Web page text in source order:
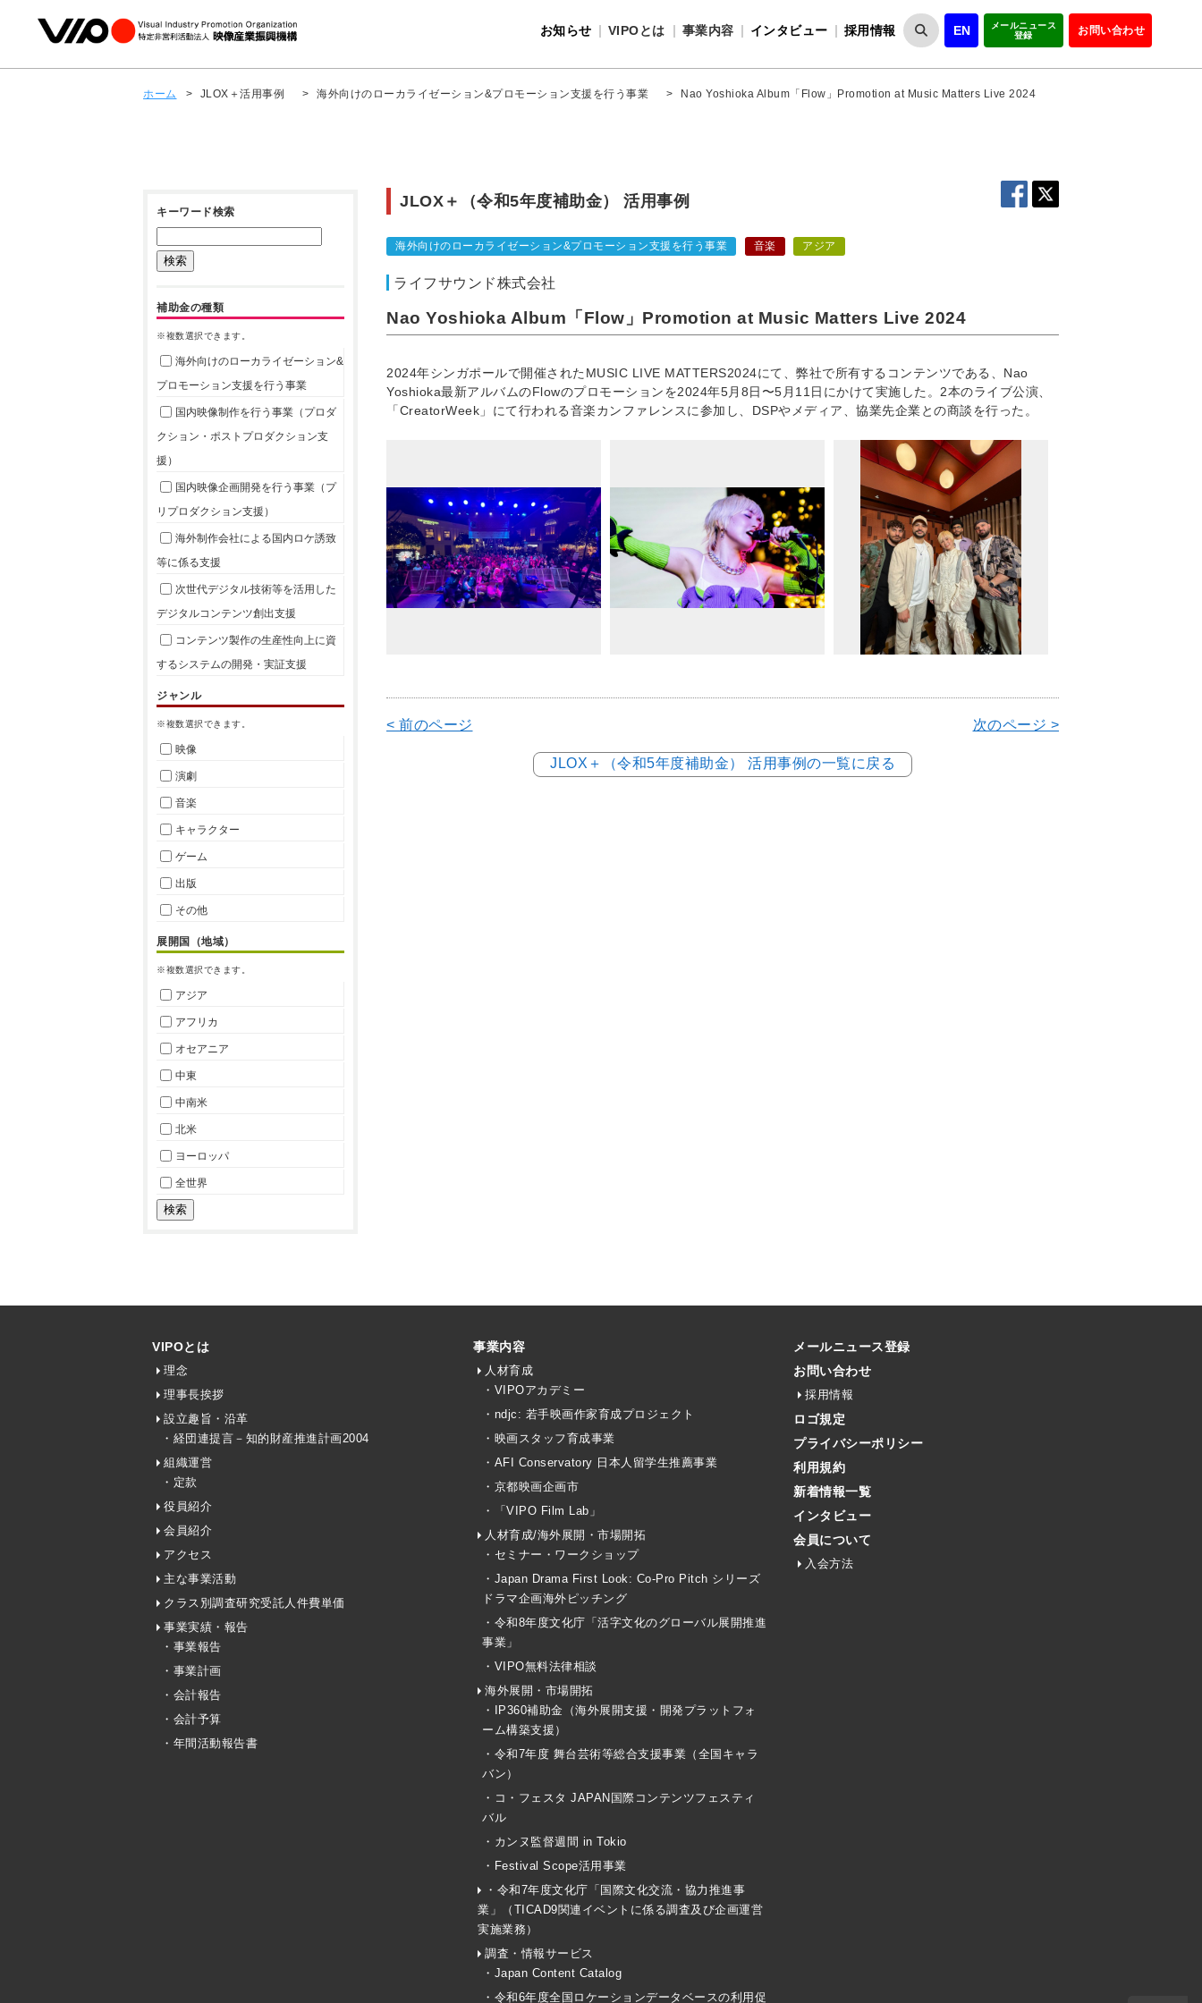
お知らせ VIPOとは
VIPOとは
事業内容
インタビュー 採用情報 EN
メールニュース
登録
お問い合わせ
ホーム > JLOX＋活用事例 > 海外向けのローカライゼーション&プロモーション支援を行う事業 > Nao Yoshioka Album「Flow」Promotion at Music Matters Live 2024
JLOX＋（令和5年度補助金） 活用事例
海外向けのローカライゼーション&プロモーション支援を行う事業 音楽 アジア
ライフサウンド株式会社
Nao Yoshioka Album「Flow」Promotion at Music Matters Live 2024
2024年シンガポールで開催されたMUSIC LIVE MATTERS2024にて、弊社で所有するコンテンツである、Nao
Yoshioka最新アルバムのFlowのプロモーションを2024年5月8日〜5月11日にかけて実施した。2本のライブ公演、
「CreatorWeek」にて行われる音楽カンファレンスに参加し、DSPやメディア、協業先企業との商談を行った。
< 前のページ 次のページ >
JLOX＋（令和5年度補助金） 活用事例の一覧に戻る
キーワード検索
補助金の種類
※複数選択できます。
海外向けのローカライゼーション&
プロモーション支援を行う事業
国内映像制作を行う事業（プロダ
クション・ポストプロダクション支
援）
国内映像企画開発を行う事業（プ
リプロダクション支援）
海外制作会社による国内ロケ誘致
等に係る支援
次世代デジタル技術等を活用した
デジタルコンテンツ創出支援
コンテンツ製作の生産性向上に資
するシステムの開発・実証支援
ジャンル
※複数選択できます。
映像
演劇
音楽
キャラクター
ゲーム
出版
その他
展開国（地域）
※複数選択できます。
アジア
アフリカ
オセアニア
中東
中南米
北米
ヨーロッパ
全世界
VIPOとは
理念
理事長挨拶
設立趣旨・沿革
・経団連提言－知的財産推進計画2004
組織運営
・定款
役員紹介
会員紹介
アクセス
主な事業活動
クラス別調査研究受託人件費単価
事業実績・報告
・事業報告
・事業計画
・会計報告
・会計予算
・年間活動報告書
事業内容
人材育成
・VIPOアカデミー
・ndjc: 若手映画作家育成プロジェクト
・映画スタッフ育成事業
・AFI Conservatory 日本人留学生推薦事業
・京都映画企画市
・「VIPO Film Lab」
人材育成/海外展開・市場開拓
・セミナー・ワークショップ
・Japan Drama First Look: Co-Pro Pitch シリーズ
ドラマ企画海外ピッチング
・令和8年度文化庁「活字文化のグローバル展開推進
事業」
・VIPO無料法律相談
海外展開・市場開拓
・IP360補助金（海外展開支援・開発プラットフォ
ーム構築支援）
・令和7年度 舞台芸術等総合支援事業（全国キャラ
バン）
・コ・フェスタ JAPAN国際コンテンツフェスティ
バル
・カンヌ監督週間 in Tokio
・Festival Scope活用事業
・令和7年度文化庁「国際文化交流・協力推進事
業」（TICAD9関連イベントに係る調査及び企画運営
実施業務）
調査・情報サービス
・Japan Content Catalog
・令和6年度全国ロケーションデータベースの利用促
メールニュース登録
お問い合わせ
採用情報
ロゴ規定
プライバシーポリシー
利用規約
新着情報一覧
インタビュー
会員について
入会方法